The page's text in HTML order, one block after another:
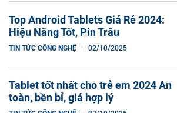
Top Android Tablets Giá Rẻ 2024:
Hiệu Năng Tốt, Pin Trâu
TIN TỨC CÔNG NGHỆ 02/10/2025
Tablet tốt nhất cho trẻ em 2024 An
toàn, bền bỉ, giá hợp lý